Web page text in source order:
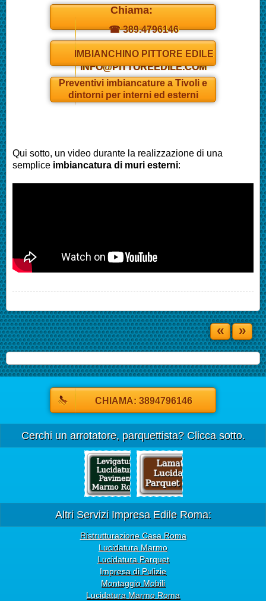
Chiama:
☎ 389.4796146
Daniel
INFO@PITTOREEDILE.COM
IMBIANCHINO PITTORE EDILE
Preventiviimbiancature a Tivoli e
dintorni per interni ed esterni
Qui sotto, un video durante la realizzazione di una
semplice imbiancatura di muri esterni:
« »
CHIAMA: 3894796146
Cerchi un arrotatore, parquettista? Clicca sotto.
Altri Servizi Impresa Edile Roma:
Ristrutturazione Casa Roma
Lucidatura Marmo
Lucidatura Parquet
Impresa di Pulizie
Montaggio Mobili
Lucidatura Marmo Roma